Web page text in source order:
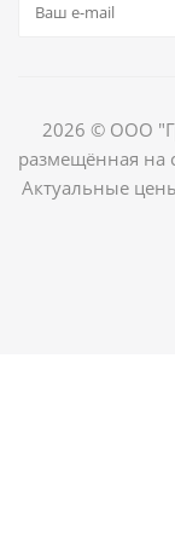
2026 © ООО
размещённая на
Актуальные